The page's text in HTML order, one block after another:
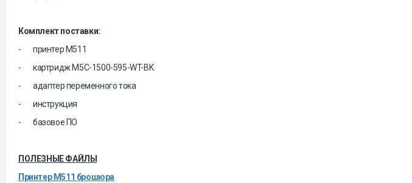
Комплект поставки:
-
принтер M511
-
картридж M5C-1500-595-WT-BK
-
адаптер переменного тока
-
инструкция
-
базовое ПО
ПОЛЕЗНЫЕ ФАЙЛЫ
Принтер М511 брошюра